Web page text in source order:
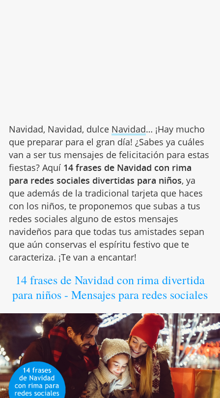
Navidad, Navidad, dulce Navidad… ¡Hay mucho
que preparar para el gran día! ¿Sabes ya cuáles
van a ser tus mensajes de felicitación para estas
fiestas? Aquí 14 frases de Navidad con rima
para redes sociales divertidas para niños, ya
que además de la tradicional tarjeta que haces
con los niños, te proponemos que subas a tus
redes sociales alguno de estos mensajes
navideños para que todas tus amistades sepan
que aún conservas el espíritu festivo que te
caracteriza. ¡Te van a encantar!
14 frases de Navidad con rima divertida
para niños - Mensajes para redes sociales